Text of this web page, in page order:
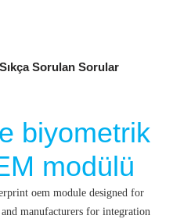
Sıkça Sorulan Sorular
biyometrik
modülü
oem module designed for
manufacturers for integration